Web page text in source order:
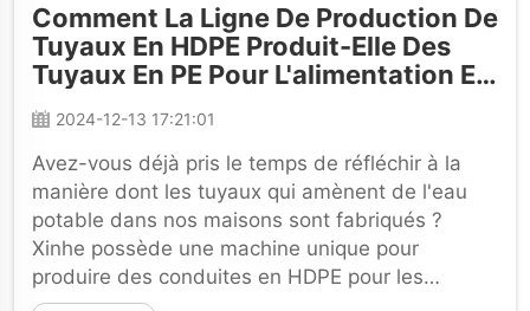
Comment La Ligne De Production De
Tuyaux En HDPE Produit-Elle Des
Tuyaux En PE Pour L'alimentation En
Eau Et Des Tuyaux PPR
2024-12-13 17:21:01
Avez-vous déjà pris le temps de réfléchir à la
manière dont les tuyaux qui amènent de l'eau
potable dans nos maisons sont fabriqués ?
Xinhe possède une machine unique pour
produire des conduites en HDPE pour les
systèmes d'alimentation en eau. Les conduites